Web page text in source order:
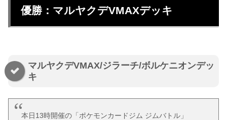
優勝：マルヤクデVMAXデッキ
マルヤクデVMAX/ジラーチ/ボルケニオンデッ
キ
本日13時開催の「ポケモンカードジム ジムバトル」